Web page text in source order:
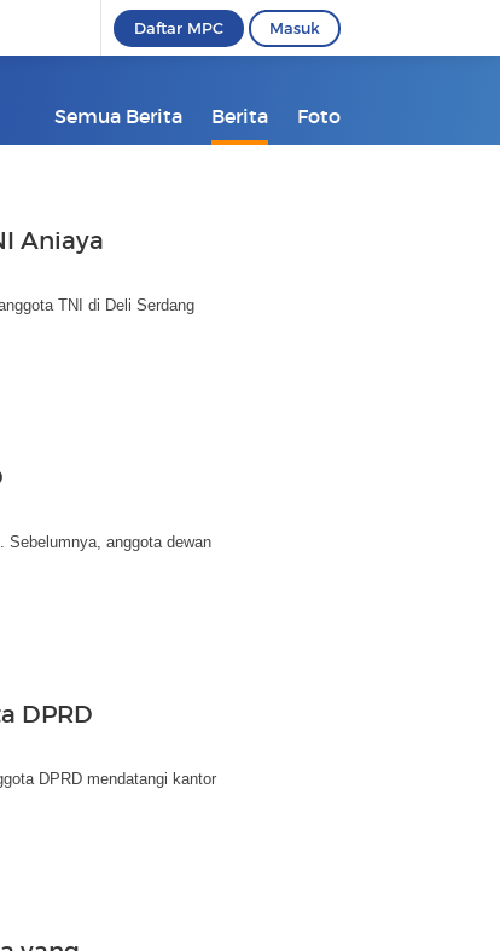
Daftar MPC Masuk
Semua Berita Berita Foto
Aniaya
TNI di Deli Serdang
Sebelumnya, anggota dewan
DPRD
DPRD mendatangi kantor